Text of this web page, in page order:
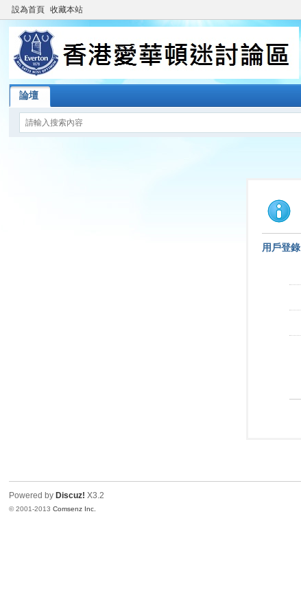
設為首頁 收藏本站
論壇
用戶登錄
Powered by Discuz! X3.2
© 2001-2013Comsenz Inc.